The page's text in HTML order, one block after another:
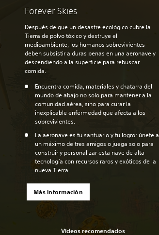
Forever Skies
Después de que un desastre ecológico cubre la
Tierra de polvo tóxico y destruye el
medioambiente, los humanos sobrevivientes
deben subsistir a duras penas en una aeronave y
descendiendo a la superficie para rebuscar
comida.
Encuentra comida, materiales y chatarra del
mundo de abajo no solo para mantener a la
comunidad aérea, sino para curar la
inexplicable enfermedad que afecta a los
sobrevivientes.
La aeronave es tu santuario y tu logro: únete a
un máximo de tres amigos o juega solo para
construir y personalizar esta nave de alta
tecnología con recursos raros y exóticos de la
nueva Tierra.
Más información
Videos recomendados